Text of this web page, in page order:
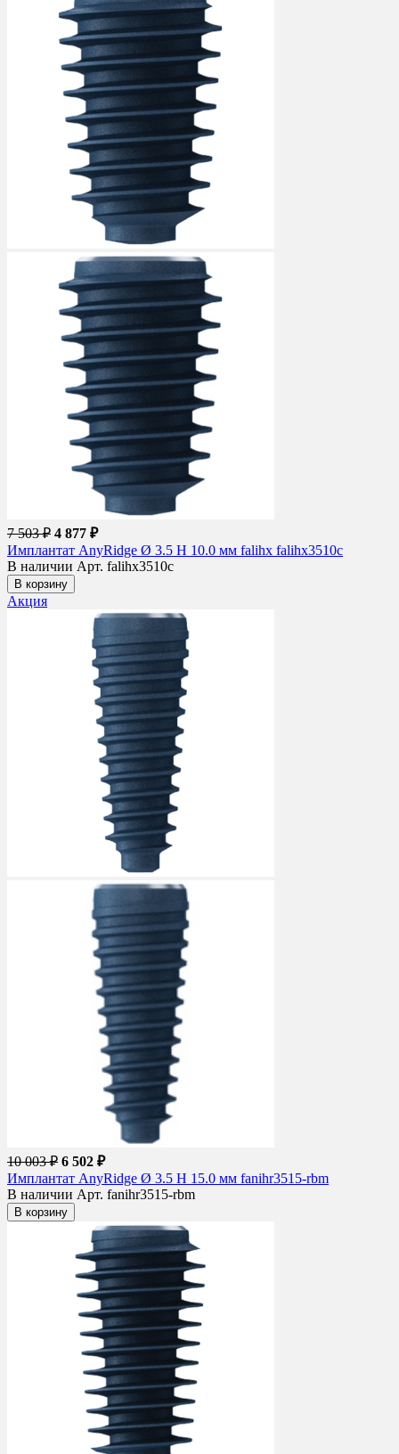
7 503 ₽ 4 877 ₽
Имплантат AnyRidge Ø 3.5 H 10.0 мм falihx falihx3510c
В наличии Арт. falihx3510c
В корзину
Акция
10 003 ₽ 6 502 ₽
Имплантат AnyRidge Ø 3.5 H 15.0 мм fanihr3515-rbm
В наличии Арт. fanihr3515-rbm
В корзину